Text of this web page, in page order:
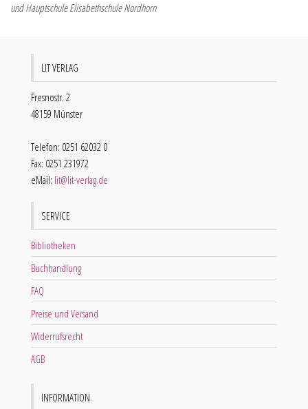
und Hauptschule Elisabethschule Nordhorn
LIT VERLAG
Fresnostr. 2
48159 Münster
Telefon: 0251 62032 0
Fax: 0251 231972
eMail: lit@lit-verlag.de
SERVICE
Bibliotheken
Buchhandlung
FAQ
Preise und Versand
Widerrufsrecht
AGB
INFORMATION